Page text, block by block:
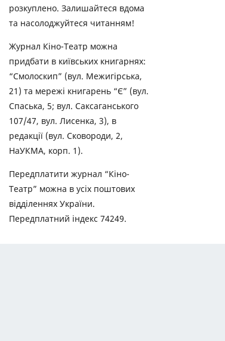
розкуплено. Залишайтеся вдома
та насолоджуйтеся читанням!
Журнал Кіно-Театр можна
придбати в київських книгарнях:
“Смолоскип” (вул. Межигірська,
21) та мережі книгарень “Є” (вул.
Спаська, 5; вул. Саксаганського
107/47, вул. Лисенка, 3), в
редакції (вул. Сковороди, 2,
НаУКМА, корп. 1).
Передплатити журнал “Кіно-
Театр” можна в усіх поштових
відділеннях України.
Передплатний індекс 74249.